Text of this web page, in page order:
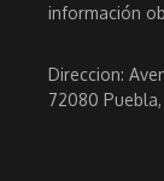
información
Direccion:
72080